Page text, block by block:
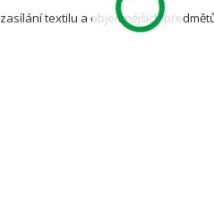
textilu a objemnějších